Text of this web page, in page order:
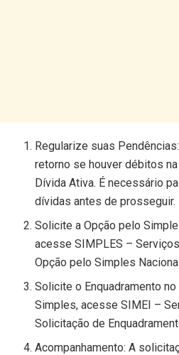
Regularize suas
retorno se houver débitos
Dívida Ativa. É necessário
dívidas antes de prosseguir.
Solicite a Opção pelo
acesse SIMPLES –
Opção pelo Simples
Solicite o Enquadramento
Simples, acesse SIMEI –
Solicitação de
Acompanhamento: A